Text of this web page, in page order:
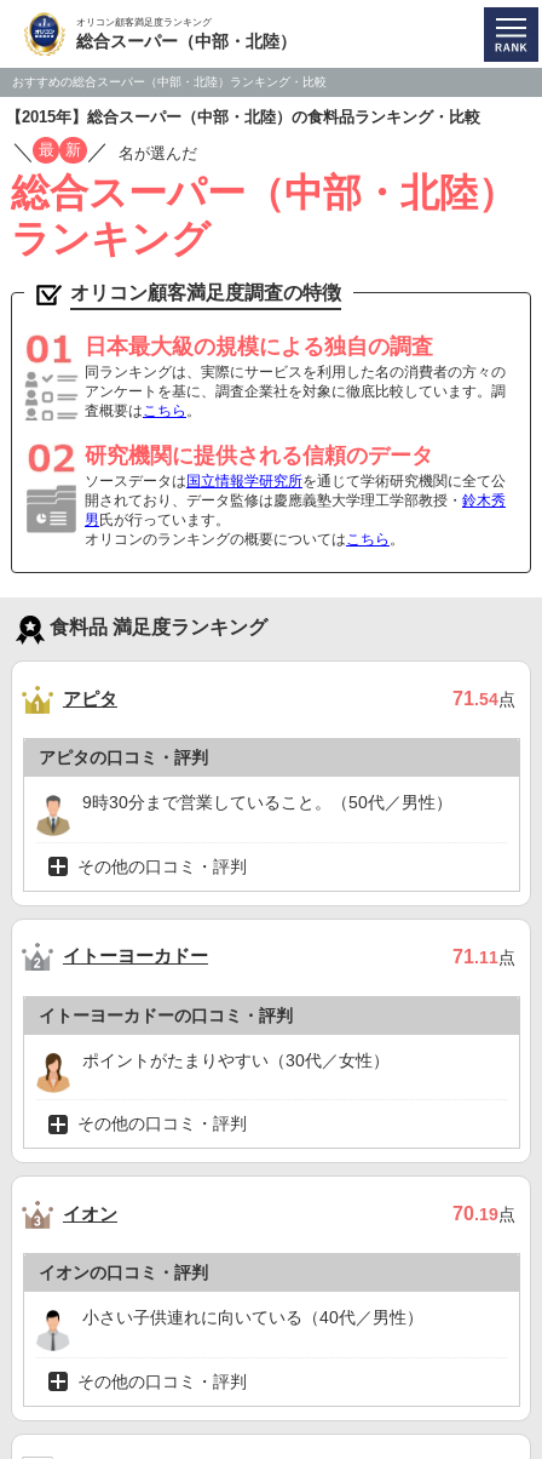
オリコン顧客満足度ランキング
総合スーパー（中部・北陸）
おすすめの総合スーパー（中部・北陸）ランキング・比較
【2015年】総合スーパー（中部・北陸）の食料品ランキング・比較
／ 最 新 ／ 名が選んだ
総合スーパー（中部・北陸）
ランキング
オリコン顧客満足度調査の特徴
日本最大級の規模による独自の調査
同ランキングは、実際にサービスを利用した名の消費者の方々の
アンケートを基に、調査企業社を対象に徹底比較しています。調
査概要はこちら 。
研究機関に提供される信頼のデータ
ソースデータは 国立情報学研究所を通じて学術研究機関に全て公
開されており、データ監修は慶應義塾大学理工学部教授・ 鈴木秀
男 氏が行っています。
オリコンのランキングの概要についてはこちら 。
食料品 満足度ランキング
アピタ 71.54点
アピタの口コミ・評判
9時30分まで営業していること。（50代／男性）
その他の口コミ・評判
イトーヨーカドー 71.11点
イトーヨーカドーの口コミ・評判
ポイントがたまりやすい（30代／女性）
その他の口コミ・評判
イオン 70.19点
イオンの口コミ・評判
小さい子供連れに向いている（40代／男性）
その他の口コミ・評判